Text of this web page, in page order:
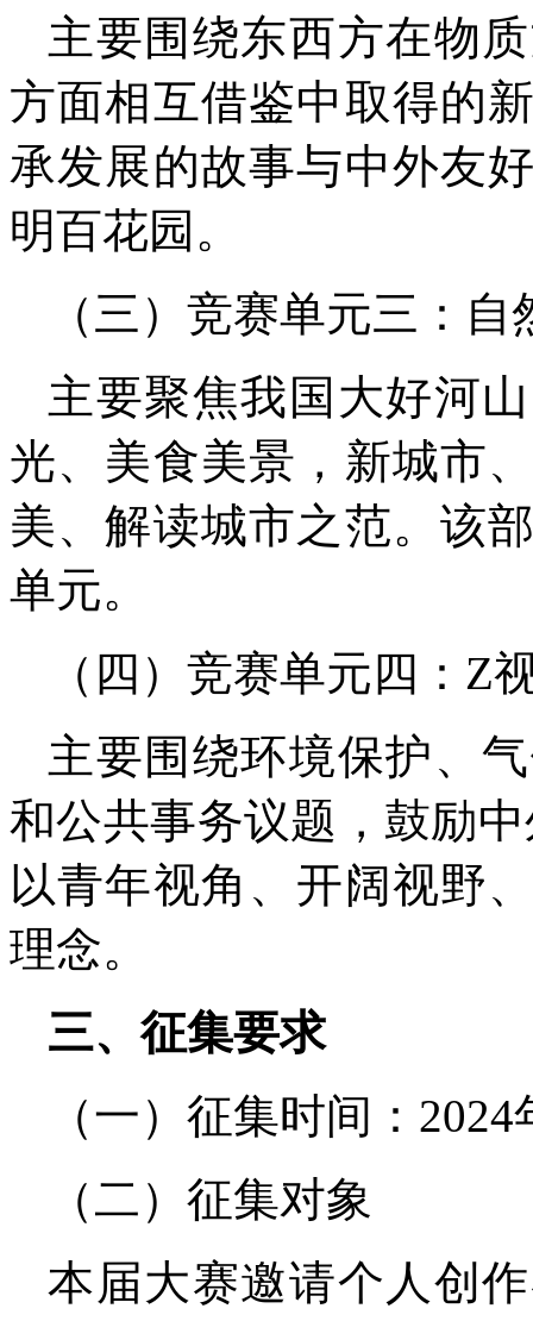
主要围绕东西方在物
方面相互借鉴中取得的
承发展的故事与中外友
明百花园。
（三）竞赛单元三：自
主要聚焦我国大好河
光、美食美景，新城市
美、解读城市之范。该
单元。
（四）竞赛单元四：Z
主要围绕环境保护、
和公共事务议题，鼓励
以青年视角、开阔视野
理念。
三、征集要求
（一）征集时间：
（二）征集对象
本届大赛邀请个人创